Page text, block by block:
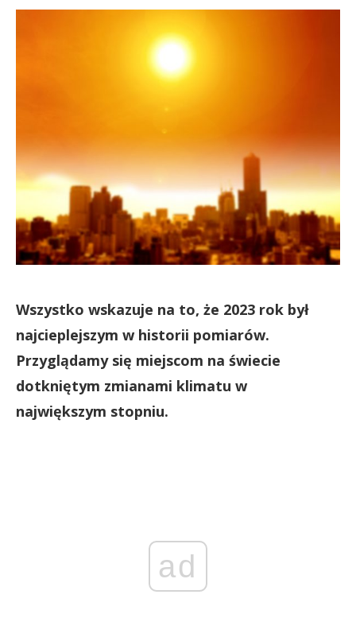
Wszystko wskazuje na to, że 2023 rok był
najcieplejszym w historii pomiarów.
Przyglądamy się miejscom na świecie
dotkniętym zmianami klimatu w
największym stopniu.
ad